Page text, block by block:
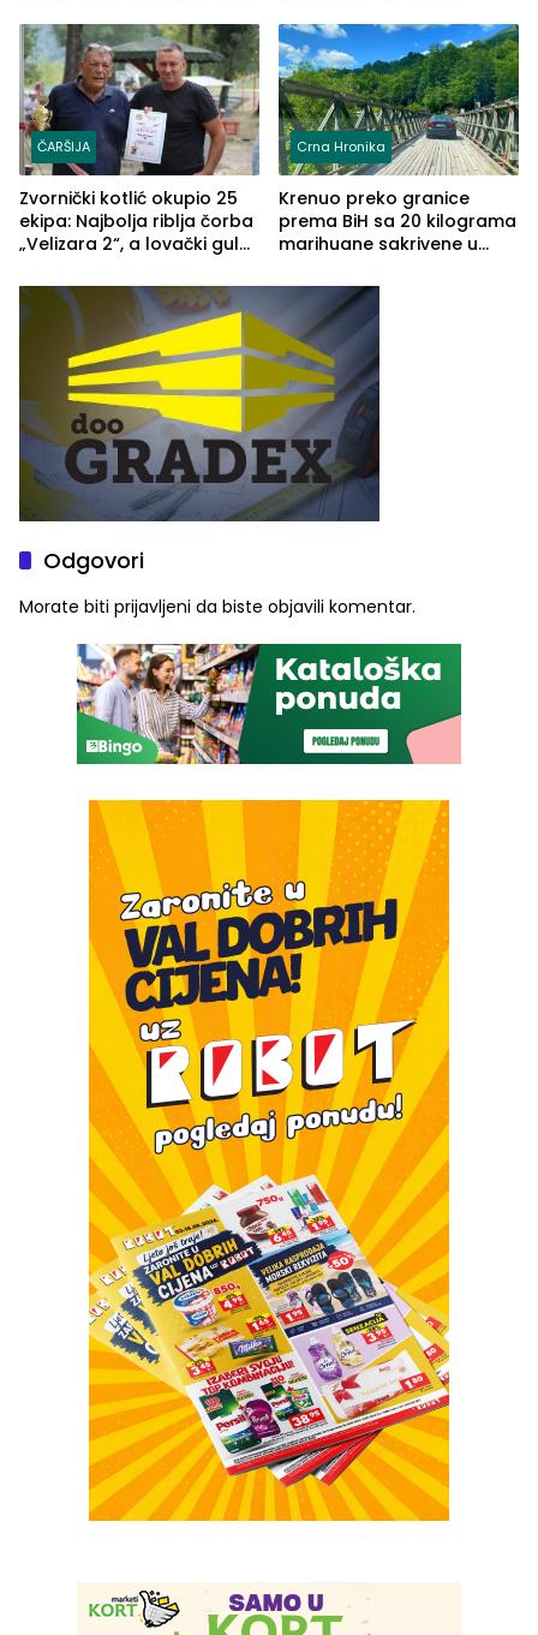
(FOTO)
Grčkoj
ČARŠIJA
Zvornički kotlić okupio 25
ekipa: Najbolja riblja čorba
„Velizara 2“, a lovački gulaš
Crna Hronika
Krenuo preko granice
prema BiH sa 20 kilograma
marihuane sakrivene u
Odgovori
Morate biti prijavljeni da biste objavili komentar.